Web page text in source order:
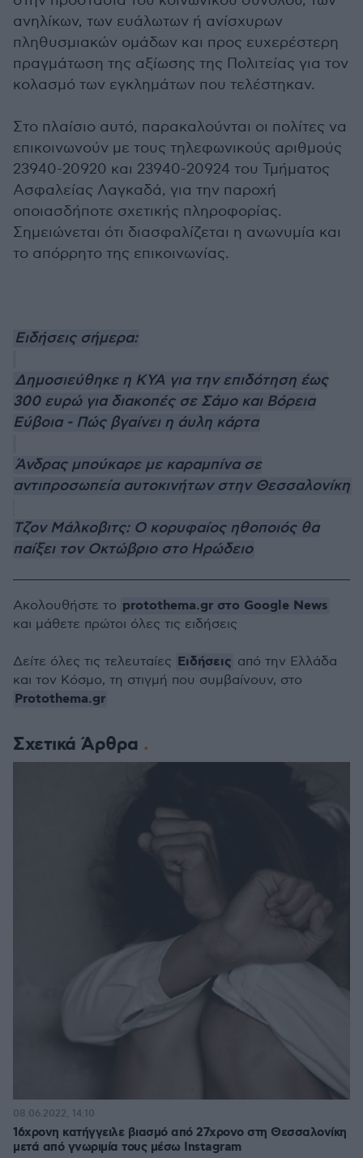
ανηλίκων, των ευάλωτων ή ανίσχυρων
πληθυσμιακών ομάδων και προς ευχερέστερη
πραγμάτωση της αξίωσης της Πολιτείας για τον
κολασμό των εγκλημάτων που τελέστηκαν.
Στο πλαίσιο αυτό, παρακαλούνται οι πολίτες να
επικοινωνούν με τους τηλεφωνικούς αριθμούς
23940-20920 και 23940-20924 του Τμήματος
Ασφαλείας Λαγκαδά, για την παροχή
οποιασδήποτε σχετικής πληροφορίας.
Σημειώνεται ότι διασφαλίζεται η ανωνυμία και
το απόρρητο της επικοινωνίας.
Ειδήσεις σήμερα:
Δημοσιεύθηκε η ΚΥΑ για την επιδότηση έως
300 ευρώ για διακοπές σε Σάμο και Βόρεια
Εύβοια - Πώς βγαίνει η άυλη κάρτα
Άνδρας μπούκαρε με καραμπίνα σε
αντιπροσωπεία αυτοκινήτων στην Θεσσαλονίκη
Τζον Μάλκοβιτς: Ο κορυφαίος ηθοποιός θα
παίξει τον Οκτώβριο στο Ηρώδειο
Σχετικά Άρθρα
16χρονη κατήγγειλε βιασμό από 27χρονο στη Θεσσαλονίκη
μετά από γνωριμία τους μέσω Instagram
08.06.2022, 14:10
Ακολουθήστε το protothema.gr στο Google News
και μάθετε πρώτοι όλες τις ειδήσεις
Δείτε όλες τις τελευταίες Ειδήσεις από την Ελλάδα
και τον Κόσμο, τη στιγμή που συμβαίνουν, στο
Protothema.gr